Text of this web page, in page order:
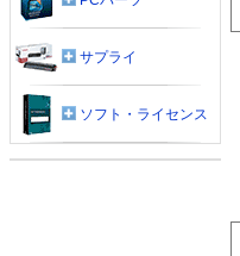
サプライ
ソフト・ライセンス